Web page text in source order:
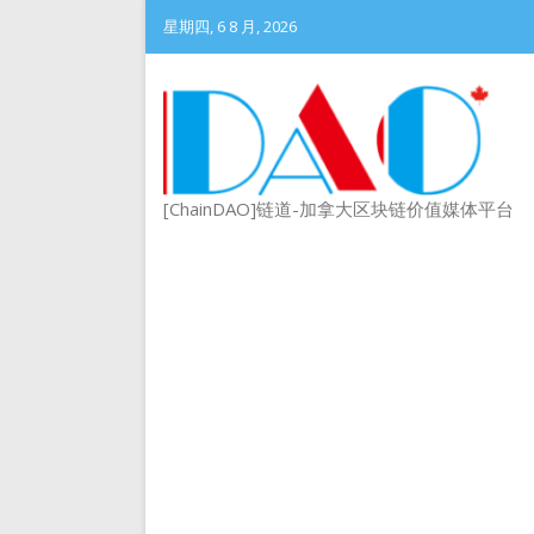
星期四, 6 8 月, 2026
[ChainDAO]链道-加拿大区块链价值媒体平台